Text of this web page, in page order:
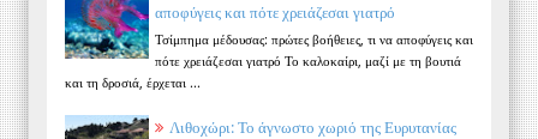
αποφύγεις και πότε χρειάζεσαι γιατρό
Τσίμπημα μέδουσας: πρώτες βοήθειες, τι να αποφύγεις και
πότε χρειάζεσαι γιατρό Το καλοκαίρι, μαζί με τη βουτιά
και τη δροσιά, έρχεται ...
Λιθοχώρι: Το άγνωστο χωριό της Ευρυτανίας